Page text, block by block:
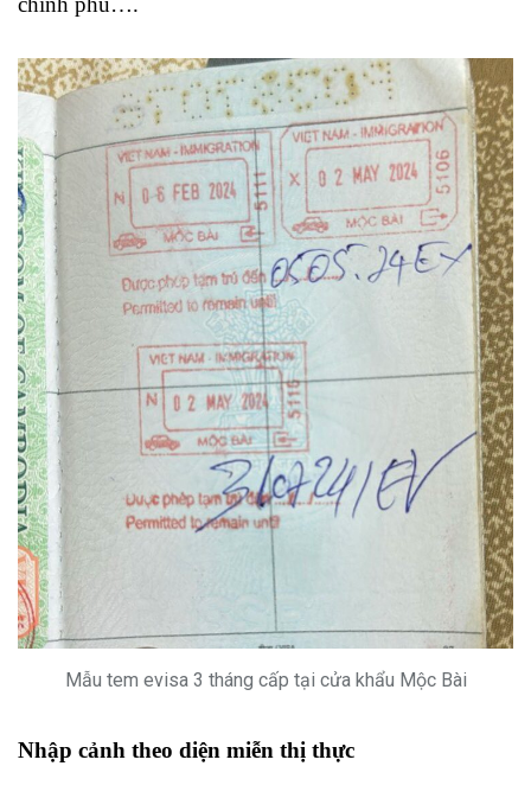
Mẫu tem evisa 3 tháng cấp tại cửa khẩu Mộc Bài
Nhập cảnh theo diện miễn thị thực